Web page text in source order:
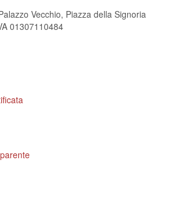
Vecchio, Piazza della Signoria
01307110484